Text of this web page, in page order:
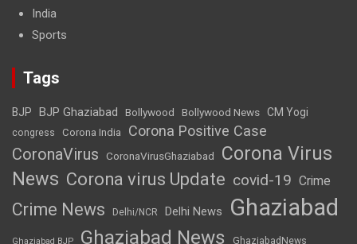
India
Sports
Tags
BJP BJP Ghaziabad Bollywood Bollywood News CM Yogi
congress Corona India Corona Positive Case
CoronaVirus CoronaVirusGhaziabad
Corona Virus
News Corona virus Update covid-19 Crime
Crime News Delhi/NCR Delhi News Ghaziabad
Ghaziabad BJP Ghaziabad News GhaziabadNews